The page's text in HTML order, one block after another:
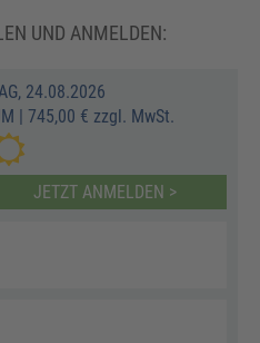
UND ANMELDEN:
24.08.2026
| 745,00 € zzgl. MwSt.
JETZT ANMELDEN >